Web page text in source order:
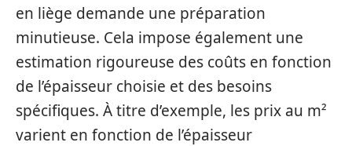
en liège demande une préparation
minutieuse. Cela impose également une
estimation rigoureuse des coûts en fonction
de l’épaisseur choisie et des besoins
spécifiques. À titre d’exemple, les prix au m²
varient en fonction de l’épaisseur